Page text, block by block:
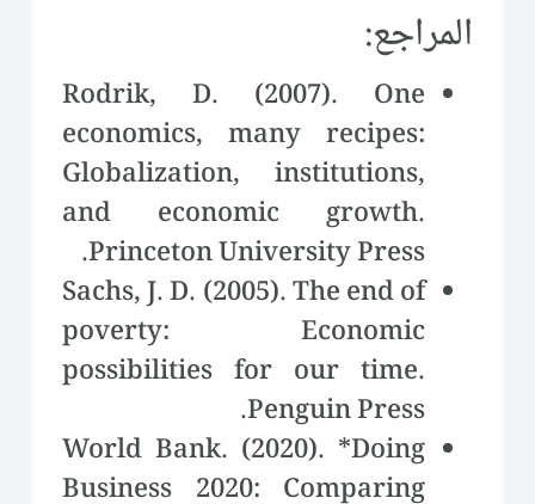
المراجع:
Rodrik, D. (2007). One
economics, many recipes:
Globalization, institutions,
and economic growth.
Princeton University Press.
Sachs, J. D. (2005). The end of
poverty: Economic
possibilities for our time.
Penguin Press.
World Bank. (2020). *Doing
Business 2020: Comparing